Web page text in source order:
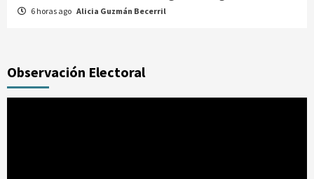
6 horas ago Alicia Guzmán Becerril
Observación Electoral